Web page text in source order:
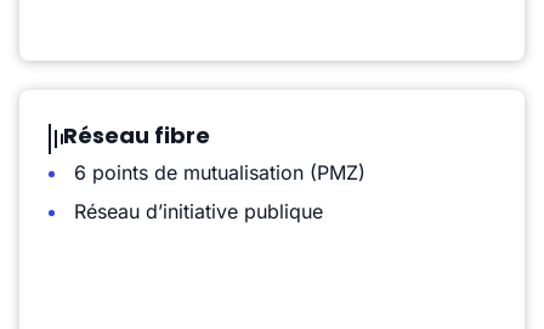
Réseau fibre
6 points de mutualisation (PMZ)
Réseau d’initiative publique